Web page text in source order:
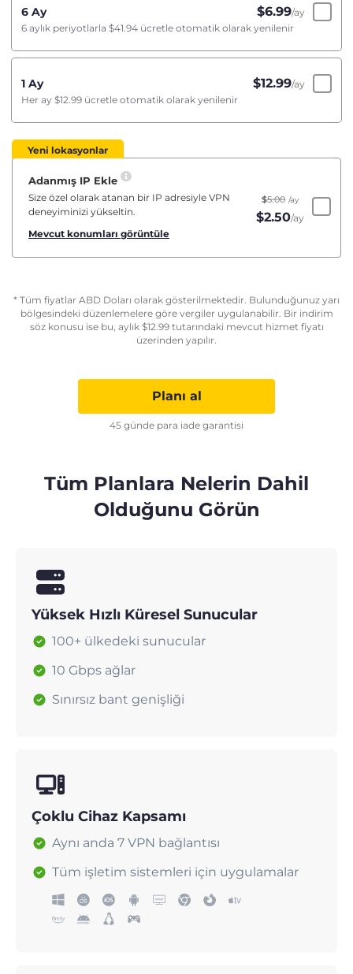
6 Ay $6.99/ay
6 aylık periyotlarla $41.94 ücretle otomatik olarak yenilenir
1 Ay $12.99/ay
Her ay $12.99 ücretle otomatik olarak yenilenir
Yeni lokasyonlar
Adanmış IP Ekle
Size özel olarak atanan bir IP adresiyle VPN
deneyiminizi yükseltin.
Mevcut konumları görüntüle
$5.00 /ay
$2.50/ay
* Tüm fiyatlar ABD Doları olarak gösterilmektedir. Bulunduğunuz yarı
bölgesindeki düzenlemelere göre vergiler uygulanabilir. Bir indirim
söz konusu ise bu, aylık $12.99tutarındaki mevcut hizmet fiyatı
üzerinden yapılır.
Planı al
45 günde para iade garantisi
Tüm Planlara Nelerin Dahil
Olduğunu Görün
Yüksek Hızlı Küresel Sunucular
100+ ülkedeki sunucular
10 Gbps ağlar
Sınırsız bant genişliği
Çoklu Cihaz Kapsamı
Aynı anda 7 VPN bağlantısı
Tüm işletim sistemleri için uygulamalar